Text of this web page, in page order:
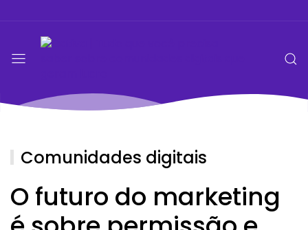
Comunidades digitais
O futuro do marketing